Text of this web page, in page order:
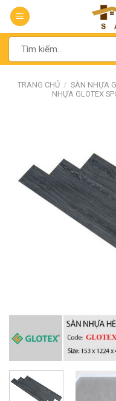
Chuyển
đến
nộiTìm
kiếm:
TRANG CHỦ / SÀN NHỰA
NHỰA GLOTEX